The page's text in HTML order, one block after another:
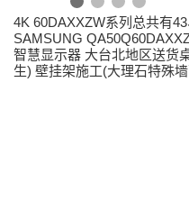
4K 60DAXXZW系列总共有
SAMSUNG
智慧显示器 大台北地区送货
生) 壁挂架施工(大理石特殊